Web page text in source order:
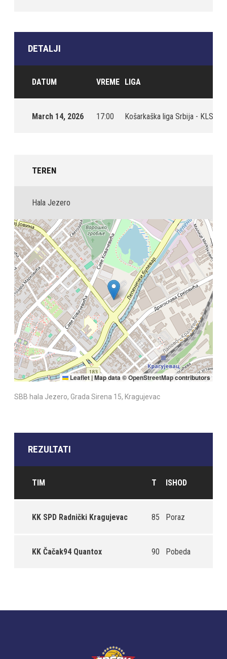
DETALJI
DATUM VREME LIGA
March 14, 2026 17:00 Košarkaška liga Srbija - KLS
TEREN
Hala Jezero
Leaflet|Map data ©OpenStreetMapcontributors
SBB hala Jezero, Grada Sirena 15, Kragujevac
REZULTATI
TIM T ISHOD
KK SPD Radnički Kragujevac 85 Poraz
KK Čačak94 Quantox 90 Pobeda